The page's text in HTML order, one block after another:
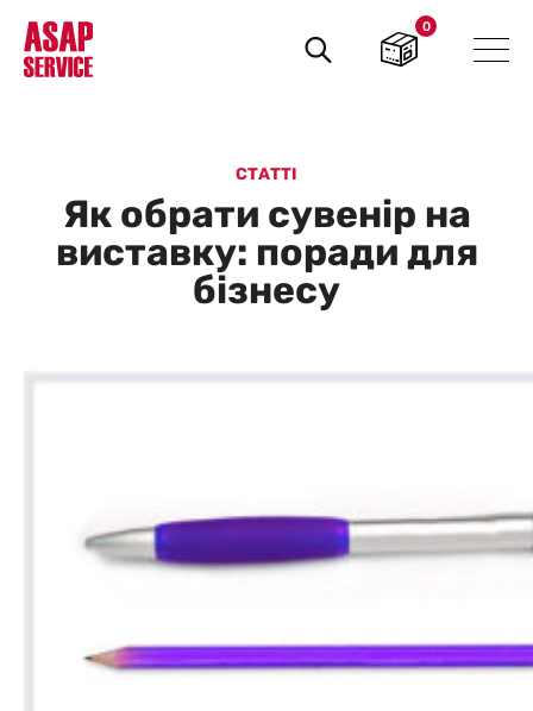
Пошук
товарів
0
СТАТТІ
Як обрати сувенір на
виставку: поради для
бізнесу